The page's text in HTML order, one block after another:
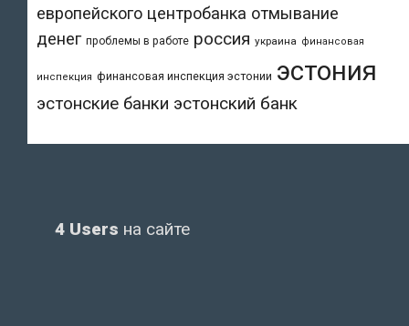
европейского центробанка отмывание
денег проблемы в работе россия украина финансовая
инспекция финансовая инспекция эстонии эстония
эстонские банки эстонский банк
4 Users на сайте